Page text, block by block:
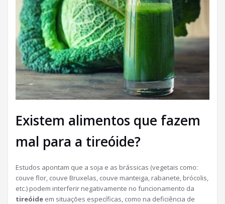
Existem alimentos que fazem
mal para a tireóide?
Estudos apontam que a soja e as brássicas (vegetais como:
couve flor, couve Bruxelas, couve manteiga, rabanete, brócolis,
etc.) podem interferir negativamente no funcionamento da
tireóide em situações específicas, como na deficiência de